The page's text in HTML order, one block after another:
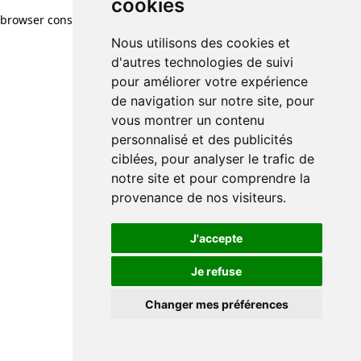
cookies
Nous utilisons des cookies et
d'autres technologies de suivi
pour améliorer votre expérience
de navigation sur notre site, pour
vous montrer un contenu
personnalisé et des publicités
ciblées, pour analyser le trafic de
notre site et pour comprendre la
provenance de nos visiteurs.
J'accepte
Je refuse
Changer mes préférences
browser console for more information)